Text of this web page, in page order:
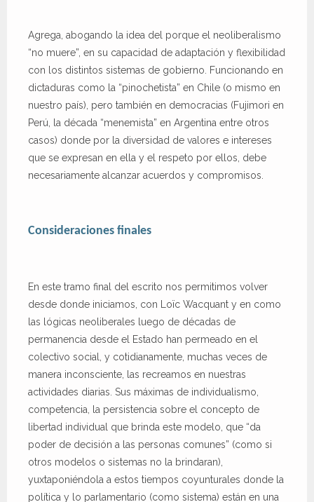
Agrega, abogando la idea del porque el neoliberalismo
“no muere”, en su capacidad de adaptación y flexibilidad
con los distintos sistemas de gobierno. Funcionando en
dictaduras como la “pinochetista” en Chile (o mismo en
nuestro país), pero también en democracias (Fujimori en
Perú, la década “menemista” en Argentina entre otros
casos) donde por la diversidad de valores e intereses
que se expresan en ella y el respeto por ellos, debe
necesariamente alcanzar acuerdos y compromisos.
Consideraciones finales
En este tramo final del escrito nos permitimos volver
desde donde iniciamos, con Loïc Wacquant y en como
las lógicas neoliberales luego de décadas de
permanencia desde el Estado han permeado en el
colectivo social, y cotidianamente, muchas veces de
manera inconsciente, las recreamos en nuestras
actividades diarias. Sus máximas de individualismo,
competencia, la persistencia sobre el concepto de
libertad individual que brinda este modelo, que “da
poder de decisión a las personas comunes” (como si
otros modelos o sistemas no la brindaran),
yuxtaponiéndola a estos tiempos coyunturales donde la
política y lo parlamentario (como sistema) están en una